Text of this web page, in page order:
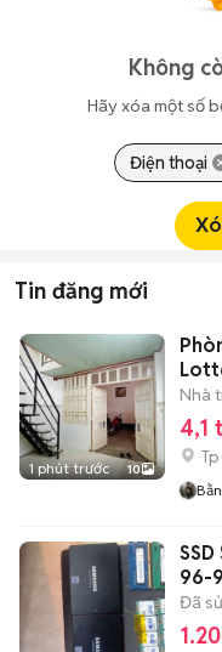
Không
Hãy xóa một số
Điện thoại
Tin đăng mới
1 phút trước 10
Nhà
4,1
96-
Đã